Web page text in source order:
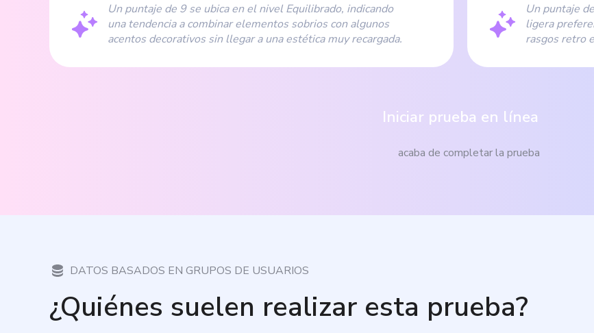
Un puntaje de 9 se ubica en el nivel Equilibrado, indicando
una tendencia a combinar elementos sobrios con algunos
acentos decorativos sin llegar a una estética muy recargada.
Un puntaje
ligera
rasgos retro
Iniciar prueba en línea
acaba de completar la prueba
DATOS BASADOS EN GRUPOS DE USUARIOS
¿Quiénes suelen realizar esta prueba?